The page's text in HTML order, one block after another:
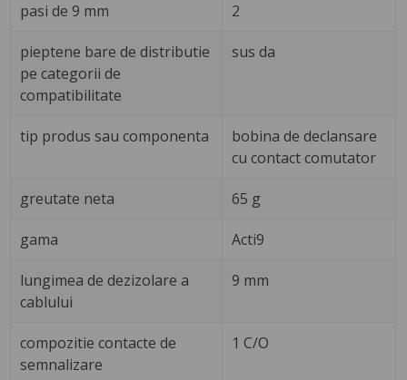
pasi de 9 mm 2
pieptene bare de distributie
pe categorii de
compatibilitate
sus da
tip produs sau componenta
bobina de declansare
cu contact comutator
greutate neta 65 g
gama Acti9
lungimea de dezizolare a
cablului
9 mm
compozitie contacte de
semnalizare
1 C/O